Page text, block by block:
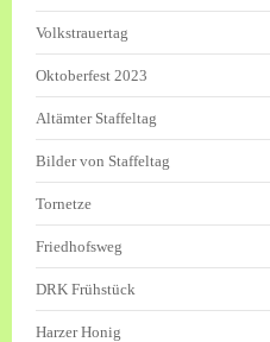
Volkstrauertag
Oktoberfest 2023
Altämter Staffeltag
Bilder von Staffeltag
Tornetze
Friedhofsweg
DRK Frühstück
Harzer Honig